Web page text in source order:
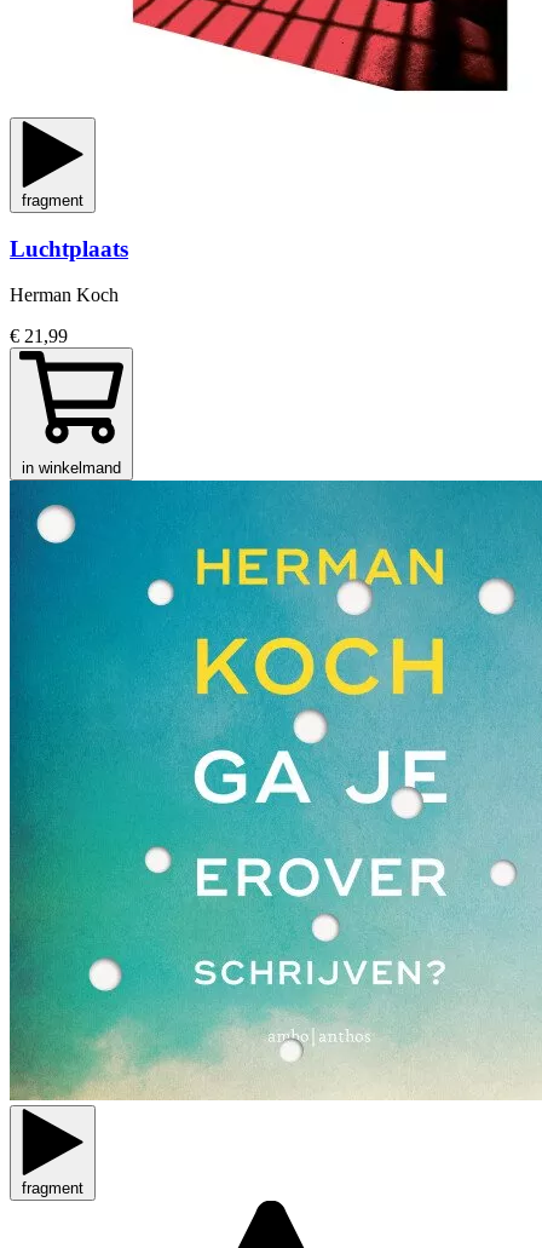
fragment
Luchtplaats
Herman Koch
€ 21,99
in winkelmand
fragment